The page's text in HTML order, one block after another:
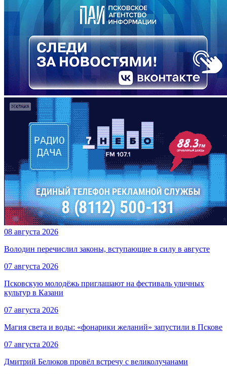
08 августа 2026
Володин перечислил законы, вступающие в силу в августе
07 августа 2026
Псковскую молодёжь приглашают на фестиваль уличных
культур в Казани
07 августа 2026
Магия света и воды: «фонарики желаний» запустили в Пскове
07 августа 2026
Дмитрий Белюков провёл встречу с великолучанами